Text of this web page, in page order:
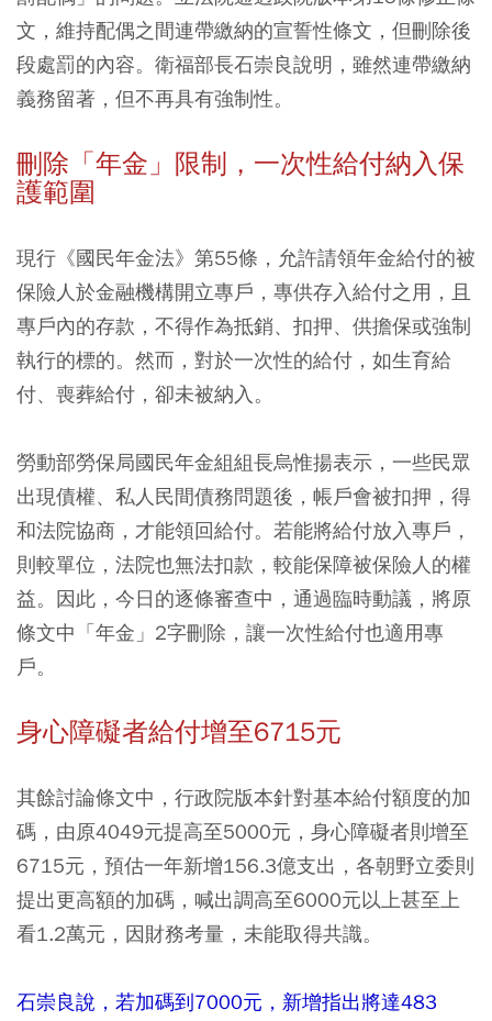
文，維持配偶之間連帶繳納的宣誓性條文，但刪除後
段處罰的內容。衛福部長石崇良說明，雖然連帶繳納
義務留著，但不再具有強制性。
刪除「年金」限制，一次性給付納入保
護範圍
現行《國民年金法》第55條，允許請領年金給付的被
保險人於金融機構開立專戶，專供存入給付之用，且
專戶內的存款，不得作為抵銷、扣押、供擔保或強制
執行的標的。然而，對於一次性的給付，如生育給
付、喪葬給付，卻未被納入。
勞動部勞保局國民年金組組長烏惟揚表示，一些民眾
出現債權、私人民間債務問題後，帳戶會被扣押，得
和法院協商，才能領回給付。若能將給付放入專戶，
則較單位，法院也無法扣款，較能保障被保險人的權
益。因此，今日的逐條審查中，通過臨時動議，將原
條文中「年金」2字刪除，讓一次性給付也適用專
戶。
身心障礙者給付增至6715元
其餘討論條文中，行政院版本針對基本給付額度的加
碼，由原4049元提高至5000元，身心障礙者則增至
6715元，預估一年新增156.3億支出，各朝野立委則
提出更高額的加碼，喊出調高至6000元以上甚至上
看1.2萬元，因財務考量，未能取得共識。
石崇良說，若加碼到7000元，新增指出將達483